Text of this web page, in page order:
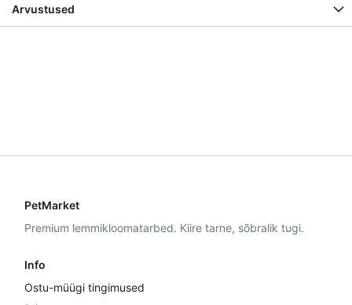
Arvustused
PetMarket
Premium lemmikloomatarbed. Kiire tarne, sõbralik tugi.
Info
Ostu-müügi tingimused